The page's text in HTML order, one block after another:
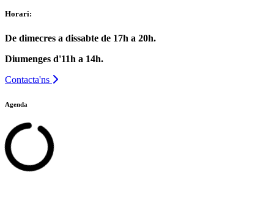
Horari:
De dimecres a dissabte de 17h a 20h.
Diumenges d'11h a 14h.
Contacta'ns
Agenda